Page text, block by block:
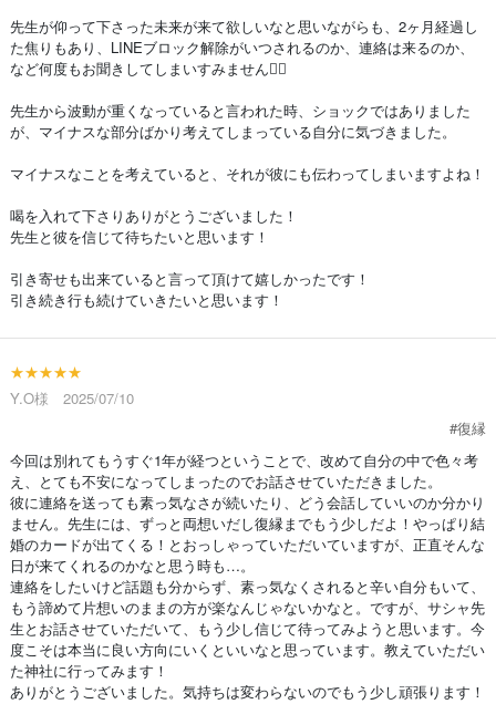
先生が仰って下さった未来が来て欲しいなと思いながらも、2ヶ月経過し
た焦りもあり、LINEブロック解除がいつされるのか、連絡は来るのか、
など何度もお聞きしてしまいすみません🙇‍♀️
先生から波動が重くなっていると言われた時、ショックではありました
が、マイナスな部分ばかり考えてしまっている自分に気づきました。
マイナスなことを考えていると、それが彼にも伝わってしまいますよね！
喝を入れて下さりありがとうございました！
先生と彼を信じて待ちたいと思います！
引き寄せも出来ていると言って頂けて嬉しかったです！
引き続き行も続けていきたいと思います！
★★★★★
Y.O様 2025/07/10
#復縁
今回は別れてもうすぐ1年が経つということで、改めて自分の中で色々考
え、とても不安になってしまったのでお話させていただきました。
彼に連絡を送っても素っ気なさが続いたり、どう会話していいのか分かり
ません。先生には、ずっと両想いだし復縁までもう少しだよ！やっぱり結
婚のカードが出てくる！とおっしゃっていただいていますが、正直そんな
日が来てくれるのかなと思う時も…。
連絡をしたいけど話題も分からず、素っ気なくされると辛い自分もいて、
もう諦めて片想いのままの方が楽なんじゃないかなと。ですが、サシャ先
生とお話させていただいて、もう少し信じて待ってみようと思います。今
度こそは本当に良い方向にいくといいなと思っています。教えていただい
た神社に行ってみます！
ありがとうございました。気持ちは変わらないのでもう少し頑張ります！